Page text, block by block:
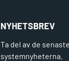
NYHETSBREV
Ta del av de
systemnyheterna.